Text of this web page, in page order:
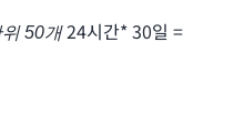
용하면 인증된 사용 사례에
사용자 구독과 관계없이 사
.
위 50개24시간* 30일 =